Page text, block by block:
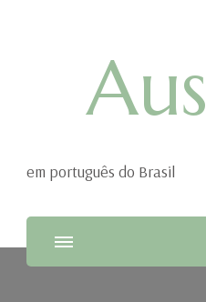
em português do Brasil